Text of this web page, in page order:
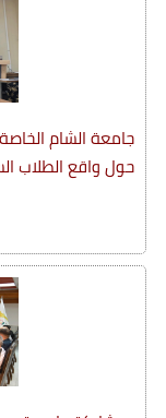
جامعة الشام
حول واقع الطلاب